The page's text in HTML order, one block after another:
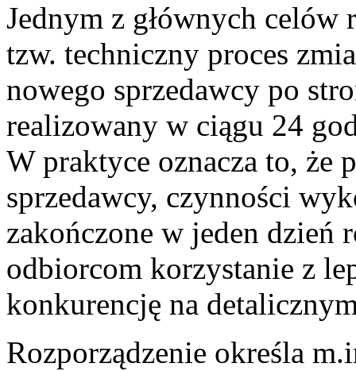
Jednym z głównych celów
tzw. techniczny proces
nowego sprzedawcy po
realizowany w ciągu 24
W praktyce oznacza to, że
sprzedawcy, czynności
zakończone w jeden dzień
odbiorcom korzystanie z
konkurencję na
Rozporządzenie określa